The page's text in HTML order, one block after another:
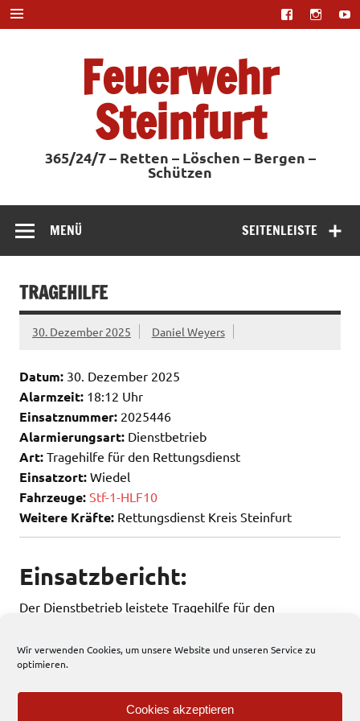
Wir verwenden Cookies, um unsere Website und unseren Service zu
optimieren.
Cookies akzeptieren
Zum
Inhalt
springen
Feuerwehr
Steinfurt
365/24/7 – Retten – Löschen – Bergen –
Schützen
SEITENLEISTE
MENÜ
TRAGEHILFE
30. Dezember 2025 Daniel Weyers
Datum: 30. Dezember 2025
Alarmzeit: 18:12 Uhr
Einsatznummer: 2025446
Alarmierungsart: Dienstbetrieb
Art: Tragehilfe für den Rettungsdienst
Einsatzort: Wiedel
Fahrzeuge: Stf-1-HLF10
Weitere Kräfte: Rettungsdienst Kreis Steinfurt
Einsatzbericht:
Der Dienstbetrieb leistete Tragehilfe für den
60 total views